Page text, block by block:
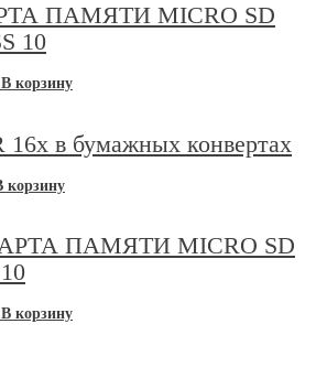
ПАМЯТИ MICRO SD
10
В корзину
в бумажных конвертах
корзину
ПАМЯТИ MICRO SD
В корзину